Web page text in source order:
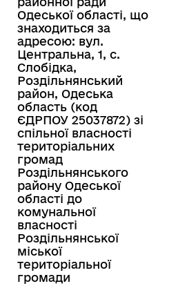
Одеської області, що
знаходиться за
адресою: вул.
Центральна, 1, с.
Слобідка,
Роздільнянський
район, Одеська
область (код
ЄДРПОУ 25037872) зі
спільної власності
територіальних
громад
Роздільнянського
району Одеської
області до
комунальної
власності
Роздільнянської
міської
територіальної
громади